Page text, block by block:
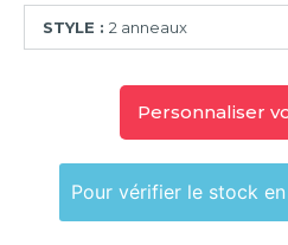
STYLE : 2 anneaux
anneaux
Personnaliser